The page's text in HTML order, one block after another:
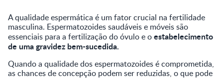
A qualidade espermática é um fator crucial na fertilidade
masculina. Espermatozoides saudáveis e móveis são
essenciais para a fertilização do óvulo e oestabelecimento
de uma gravidez bem-sucedida.
Quando a qualidade dos espermatozoides é comprometida,
as chances de concepção podem ser reduzidas, o que pode